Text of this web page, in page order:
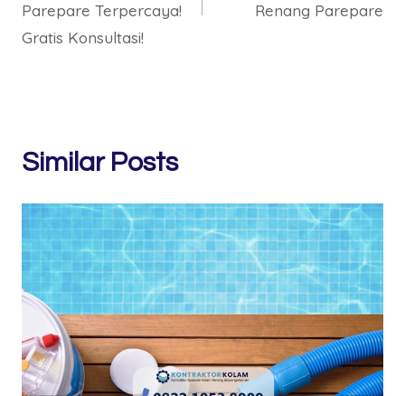
Parepare Terpercaya!
Gratis Konsultasi!
Renang Parepare
Similar Posts